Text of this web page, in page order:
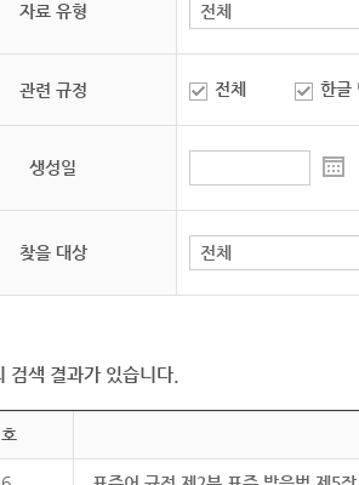
자료 유형
관련 규정 전체 한글
생성일
찾을 대상
검색 결과가 있습니다.